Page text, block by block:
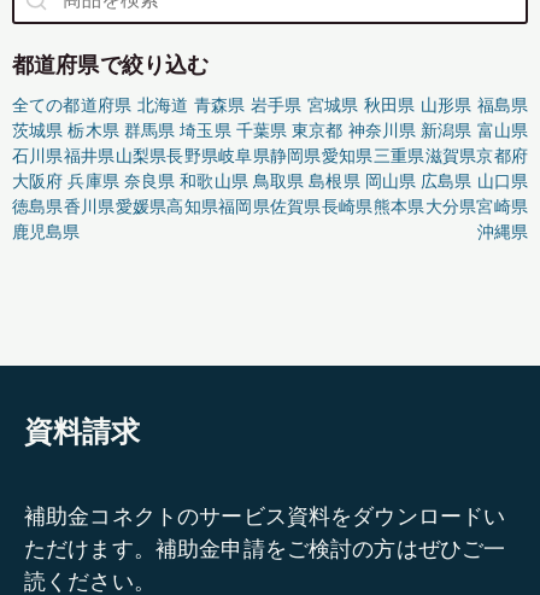
都道府県で絞り込む
全ての都道府県 北海道 青森県 岩手県 宮城県 秋田県 山形県 福島県
茨城県 栃木県 群馬県 埼玉県 千葉県 東京都 神奈川県 新潟県 富山県
石川県福井県山梨県長野県岐阜県静岡県愛知県三重県滋賀県京都府
大阪府 兵庫県 奈良県 和歌山県 鳥取県 島根県 岡山県 広島県 山口県
徳島県香川県愛媛県高知県福岡県佐賀県長崎県熊本県大分県宮崎県
鹿児島県
沖縄県
資料請求
補助金コネクトのサービス資料をダウンロードい
ただけます。補助金申請をご検討の方はぜひご一
読ください。